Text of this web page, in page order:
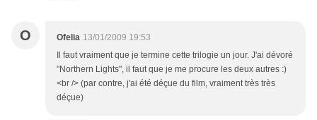
O Ofelia 13/01/2009 19:53
Il faut vraiment que je termine cette trilogie un jour. J'ai dévoré
"Northern Lights", il faut que je me procure les deux autres :)
<br /> (par contre, j'ai été déçue du film, vraiment très très
déçue)